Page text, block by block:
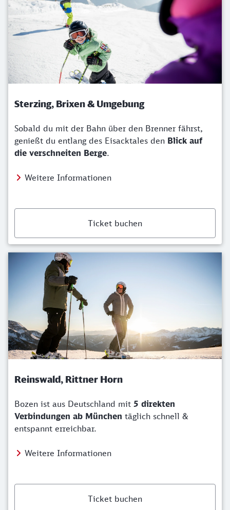
Sterzing, Brixen & Umgebung
Sobald du mit der Bahn über den Brenner fährst,
genießt du entlang des Eisacktales den Blick auf
die verschneiten Berge.
Weitere Informationen
Ticket buchen
Reinswald, Rittner Horn
Bozen ist aus Deutschland mit 5 direkten
Verbindungen ab München täglich schnell &
entspannt erreichbar.
Weitere Informationen
Ticket buchen